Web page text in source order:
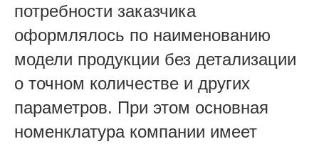
потребности заказчика
оформлялось по наименованию
модели продукции без детализации
о точном количестве и других
параметров. При этом основная
номенклатура компании имеет